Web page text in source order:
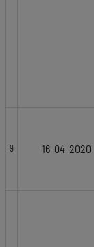
9 16-04-2020